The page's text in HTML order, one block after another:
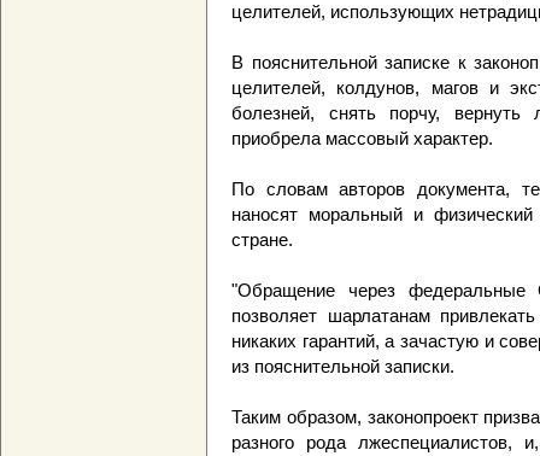
целителей, использующих
В пояснительной записке к
целителей, колдунов, магов и
болезней, снять порчу,
приобрела массовый характер.
По словам авторов документа,
наносят моральный и
стране.
"Обращение через
позволяет шарлатанам
никаких гарантий, а зачастую и
из пояснительной записки.
Таким образом, законопроект
разного рода лжеспециалистов,